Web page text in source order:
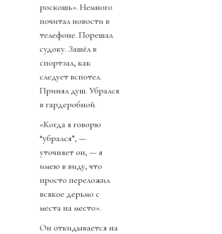
роскошь». Немного
почитал новости в
телефоне. Порешал
судоку. Зашёл в
спортзал, как
следует вспотел.
Принял душ. Убрался
в гардеробной.
«Когда я говорю
“убрался”, —
уточняет он, — я
имею в виду, что
просто переложил
всякое дерьмо с
места на место».
Он откидывается на